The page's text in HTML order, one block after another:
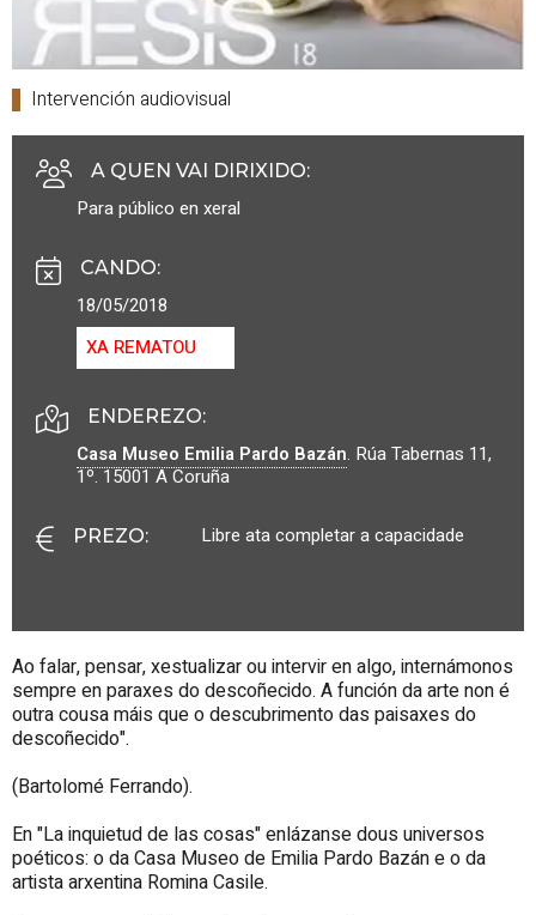
Intervención audiovisual
A QUEN VAI DIRIXIDO:
Para público en xeral
CANDO:
18/05/2018
XA REMATOU
ENDEREZO:
Casa Museo Emilia Pardo Bazán. Rúa Tabernas 11,
1º.15001A Coruña
PREZO: Libre ata completar a capacidade
Ao falar, pensar, xestualizar ou intervir en algo, internámonos
sempre en paraxes do descoñecido. A función da arte non é
outra cousa máis que o descubrimento das paisaxes do
descoñecido".
(Bartolomé Ferrando).
En "La inquietud de las cosas" enlázanse dous universos
poéticos: o da Casa Museo de Emilia Pardo Bazán e o da
artista arxentina Romina Casile.